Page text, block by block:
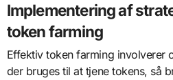
Implementering af
token farming
Effektiv token farming involverer
der bruges til at tjene tokens, så